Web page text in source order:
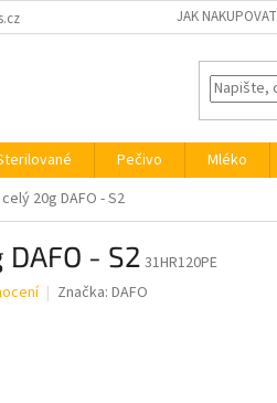
JAK NAKUPOVAT
Pečivo Mléko
20g DAFO - S2
- S2 31HR120PE
Značka: DAFO